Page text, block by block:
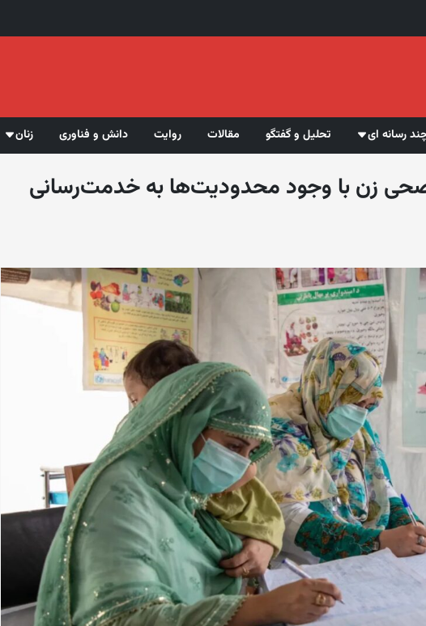
رسانه ای تحلیل و گفتگو مقالات روایت دانش و فناوری زنان
زن با وجود محدودیت‌ها به خدمت‌رسانی